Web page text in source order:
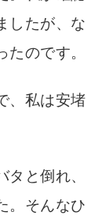
したが、な
のです。
、私は安堵
と倒れ、
。そんなひ